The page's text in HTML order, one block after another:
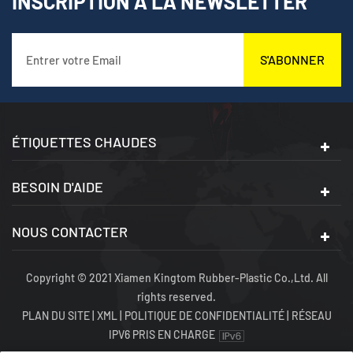
la pluie d'entrer dans le
la pluie d'entrer dans le
S'ABONNER
ÉTIQUETTES CHAUDES
BESOIN D'AIDE
NOUS CONTACTER
Copyright © 2021 Xiamen Kingtom Rubber-Plastic Co.,Ltd. All
rights reserved.
PLAN DU SITE XML POLITIQUE DE CONFIDENTIALITÉ| RÉSEAU
IPV6 PRIS EN CHARGE